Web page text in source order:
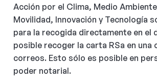
Acción por el Clima, Medio
Movilidad, Innovación y Tecnología
para la recogida directamente en el
posible recoger la carta RSa en una
correos. Esto sólo es posible en
poder notarial.